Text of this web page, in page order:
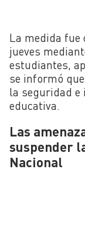
La medida fue
jueves
estudiantes,
se informó
la seguridad e
educativa.
Las
suspender
Nacional